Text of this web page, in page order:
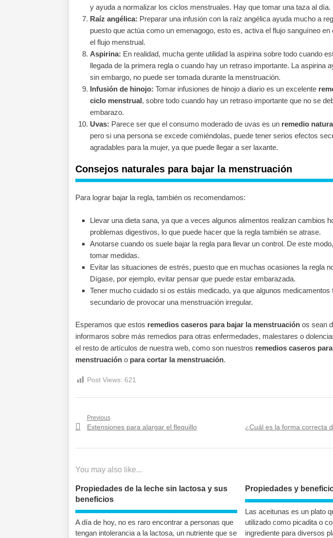
y ayuda a normalizar los ciclos menstruales. Hay que tomar una taza al día.
Raíz angélica: Preparar una infusión con la raíz angélica ayuda mucho a
puesto que actúa como un emenagogo, esto es, activa el flujo sanguíneo
el flujo menstrual.
Aspirina: En realidad, mucha gente utilidad la aspirina sobre todo cuando
llegada de la primera regla o cuando hay un retraso importante. La aspirina
sin embargo, no puede ser tomada durante la menstruación.
Infusión de hinojo: Tomar infusiones de hinojo a diario es un excelente
ciclo menstrual, sobre todo cuando hay un retraso importante que no se
embarazo.
Uvas: Parece ser que el consumo moderado de uvas es un remedio
pero si una persona se excede comiéndolas, puede tener serios efectos
agradables para la mujer, ya que puede llegar a ser laxante.
Consejos naturales para bajar la menstruación
Para lograr bajar la regla, también os recomendamos:
Llevar una dieta sana, ya que a veces algunos alimentos realizan cambios
problemas digestivos, lo que puede hacer que la regla también se atrase.
Anotarse cuando os suele bajar la regla para llevar un control. De este
tomar medidas.
Evitar las situaciones de estrés, puesto que en muchas ocasiones la regla
Dígase, por ejemplo, evitar pensar que puede estar embarazada.
Tener mucho cuidado si os estáis medicado, ya que algunos medicamentos
secundario de provocar una menstruación irregular.
Esperamos que estos remedios caseros para bajar la menstruaciónos sean
informaros sobre más remedios para otras enfermedades, malestares o
el resto de artículos de nuestra web, como son nuestros remedios caseros
menstruacióno para cortar la menstruación.
Post Views: 621
Navegación
Previous
Previous
Extensiones para alargar el flequillo
Next
¿Cuál es la forma correcta
You may also like...
Propiedades de la leche sin lactosa y sus
beneficios
A día de hoy, no es raro encontrar a personas que
tengan intolerancia a la lactosa, un nutriente que se
Propiedades y
Las aceitunas es un plato
utilizado como picadita o
ingrediente para diversos